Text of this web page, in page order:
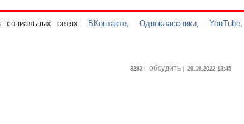
социальных сетях ВКонтакте Одноклассники ,YouTube
3283| обсудить| 20.10.2022 13:45